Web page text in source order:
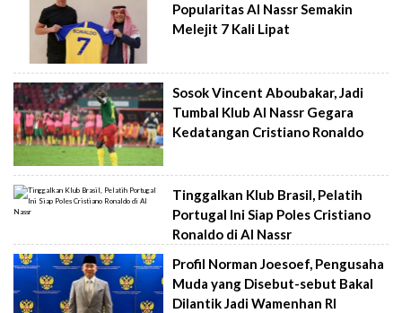
Popularitas Al Nassr Semakin
Melejit 7 Kali Lipat
Sosok Vincent Aboubakar, Jadi
Tumbal Klub Al Nassr Gegara
Kedatangan Cristiano Ronaldo
Tinggalkan Klub Brasil, Pelatih
Portugal Ini Siap Poles Cristiano
Ronaldo di Al Nassr
Profil Norman Joesoef, Pengusaha
Muda yang Disebut-sebut Bakal
Dilantik Jadi Wamenhan RI